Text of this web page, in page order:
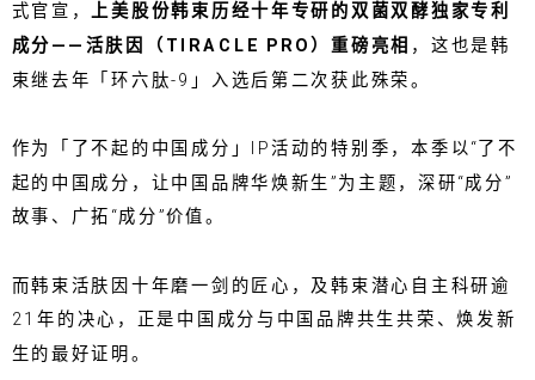
式官宣，上美股份韩束历经十年专研的双菌双酵独家专利
成分——活肤因（TIRACLE PRO）重磅亮相 ，这也是韩
束继去年「环六肽-9」入选后第二次获此殊荣。
作为「了不起的中国成分」IP活动的特别季，本季以“了不
起的中国成分，让中国品牌华焕新生”为主题，深研“成分”
故事、广拓“成分”价值。
而韩束活肤因十年磨一剑的匠心，及韩束潜心自主科研逾
21年的决心，正是中国成分与中国品牌共生共荣、焕发新
生的最好证明。